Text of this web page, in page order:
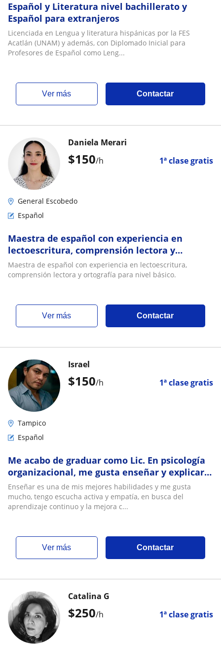
Español y Literatura nivel bachillerato y
Español para extranjeros
Licenciada en Lengua y literatura hispánicas por la FES
Acatlán (UNAM) y además, con Diplomado Inicial para
Profesores de Español como Leng...
ver más Contactar
$150/h 1ª clase gratis
Daniela Merari
General Escobedo
Español
Maestra de español con experiencia en
lectoescritura, comprensión lectora y
ortografía para nivel básico
Maestra de español con experiencia en lectoescritura,
comprensión lectora y ortografía para nivel básico.
ver más Contactar
$150/h 1ª clase gratis
Israel
Tampico
Español
Me acabo de graduar como Lic. En psicología
organizacional, me gusta enseñar y explicar
de manera clara Vivo en Tampico Tamps
Enseñar es una de mis mejores habilidades y me gusta
mucho, tengo escucha activa y empatía, en busca del
aprendizaje continuo y la mejora c...
ver más Contactar
$250/h 1ª clase gratis
Catalina G